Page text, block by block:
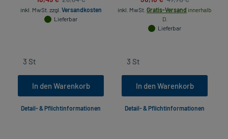
inkl. MwSt. zzgl. Versandkosten
Lieferbar
In den Warenkorb
Detail- & Pflichtinformationen
inkl. MwSt. Gratis-Versand innerhalb
D.
Lieferbar
In den Warenkorb
Detail- & Pflichtinformationen